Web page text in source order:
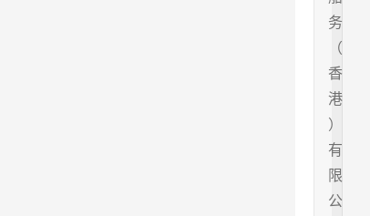
务
（
香
港
）
有
限
公